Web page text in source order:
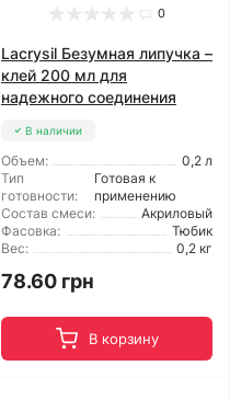
0
Lacrysil Безумная липучка –
клей 200 мл для
надежного соединения
В наличии
Объем:
0,2 л
Тип
готовности:
Готовая к
применению
Состав смеси:
Акриловый
Фасовка:
Тюбик
Вес:
0,2 кг
78.60 грн
В корзину